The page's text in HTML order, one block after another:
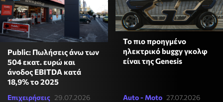
Public: Πωλήσεις άνω των
504 εκατ. ευρώ και
άνοδος EBITDA κατά
18,9% το 2025
Επιχειρήσεις 29.07.2026
Το πιο προηγμένο
ηλεκτρικό buggy γκολφ
είναι της Genesis
Auto - Moto 27.07.2026